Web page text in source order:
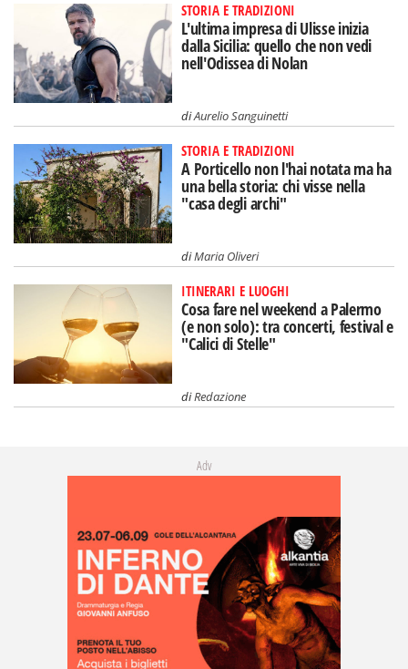
STORIA E TRADIZIONI
L'ultima impresa di Ulisse inizia
dalla Sicilia: quello che non vedi
nell'Odissea di Nolan
diAurelio Sanguinetti
STORIA E TRADIZIONI
A Porticello non l'hai notata ma ha
una bella storia: chi visse nella
"casa degli archi"
diMaria Oliveri
ITINERARI E LUOGHI
Cosa fare nel weekend a Palermo
(e non solo): tra concerti, festival e
"Calici di Stelle"
diRedazione
Adv